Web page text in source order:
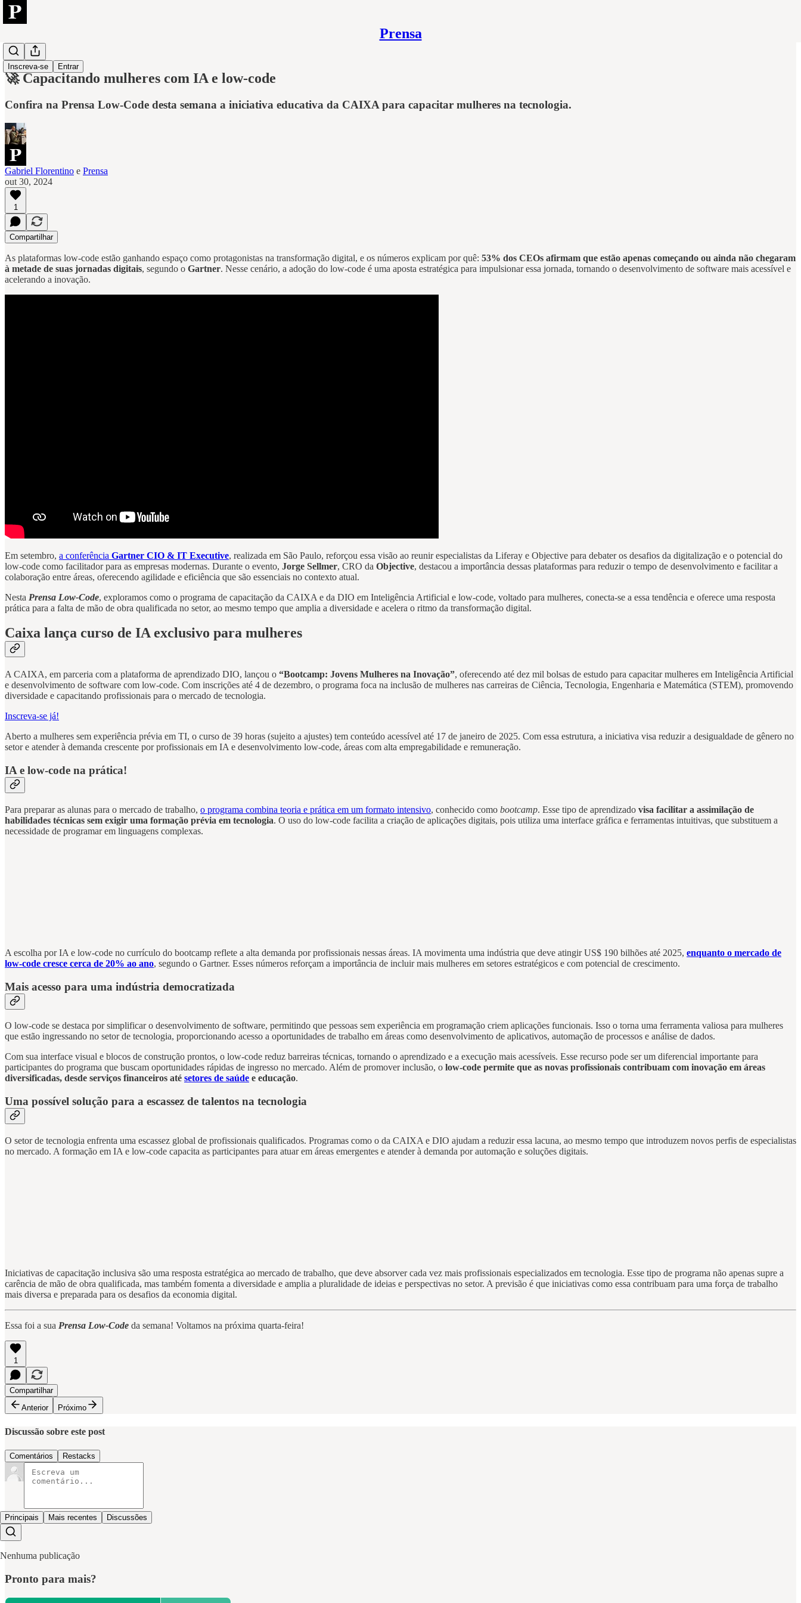
Prensa
Inscreva-se Entrar
Low-Code
🚀 Capacitando mulheres com IA e low-code
Confira na Prensa Low-Code desta semana a iniciativa educativa da CAIXA para capacitar mulheres na tecnologia.
Gabriel Florentino e Prensa
out 30, 2024
1
Compartilhar
As plataformas low-code estão ganhando espaço como protagonistas na transformação digital, e os números explicam por quê: 53% dos CEOs afirmam que estão apenas começando ou ainda não chegaram
à metade de suas jornadas digitais, segundo o Gartner. Nesse cenário, a adoção do low-code é uma aposta estratégica para impulsionar essa jornada, tornando o desenvolvimento de software mais acessível e
acelerando a inovação.
Em setembro, a conferência Gartner CIO & IT Executive, realizada em São Paulo, reforçou essa visão ao reunir especialistas da Liferay e Objective para debater os desafios da digitalização e o potencial do
low-code como facilitador para as empresas modernas. Durante o evento, Jorge Sellmer, CRO da Objective, destacou a importância dessas plataformas para reduzir o tempo de desenvolvimento e facilitar a
colaboração entre áreas, oferecendo agilidade e eficiência que são essenciais no contexto atual.
Nesta Prensa Low-Code, exploramos como o programa de capacitação da CAIXA e da DIO em Inteligência Artificial e low-code, voltado para mulheres, conecta-se a essa tendência e oferece uma resposta
prática para a falta de mão de obra qualificada no setor, ao mesmo tempo que amplia a diversidade e acelera o ritmo da transformação digital.
Caixa lança curso de IA exclusivo para mulheres
A CAIXA, em parceria com a plataforma de aprendizado DIO, lançou o “Bootcamp: Jovens Mulheres na Inovação”, oferecendo até dez mil bolsas de estudo para capacitar mulheres em Inteligência Artificial
e desenvolvimento de software com low-code. Com inscrições até 4 de dezembro, o programa foca na inclusão de mulheres nas carreiras de Ciência, Tecnologia, Engenharia e Matemática (STEM), promovendo
diversidade e capacitando profissionais para o mercado de tecnologia.
Inscreva-se já!
Aberto a mulheres sem experiência prévia em TI, o curso de 39 horas (sujeito a ajustes) tem conteúdo acessível até 17 de janeiro de 2025. Com essa estrutura, a iniciativa visa reduzir a desigualdade de gênero no
setor e atender à demanda crescente por profissionais em IA e desenvolvimento low-code, áreas com alta empregabilidade e remuneração.
IA e low-code na prática!
Para preparar as alunas para o mercado de trabalho, o programa combina teoria e prática em um formato intensivo, conhecido como bootcamp. Esse tipo de aprendizado visa facilitar a assimilação de
habilidades técnicas sem exigir uma formação prévia em tecnologia. O uso do low-code facilita a criação de aplicações digitais, pois utiliza uma interface gráfica e ferramentas intuitivas, que substituem a
necessidade de programar em linguagens complexas.
A escolha por IA e low-code no currículo do bootcamp reflete a alta demanda por profissionais nessas áreas. IA movimenta uma indústria que deve atingir US$ 190 bilhões até 2025, enquanto o mercado de
low-code cresce cerca de 20% ao ano, segundo o Gartner. Esses números reforçam a importância de incluir mais mulheres em setores estratégicos e com potencial de crescimento.
Mais acesso para uma indústria democratizada
O low-code se destaca por simplificar o desenvolvimento de software, permitindo que pessoas sem experiência em programação criem aplicações funcionais. Isso o torna uma ferramenta valiosa para mulheres
que estão ingressando no setor de tecnologia, proporcionando acesso a oportunidades de trabalho em áreas como desenvolvimento de aplicativos, automação de processos e análise de dados.
Com sua interface visual e blocos de construção prontos, o low-code reduz barreiras técnicas, tornando o aprendizado e a execução mais acessíveis. Esse recurso pode ser um diferencial importante para
participantes do programa que buscam oportunidades rápidas de ingresso no mercado. Além de promover inclusão, o low-code permite que as novas profissionais contribuam com inovação em áreas
diversificadas, desde serviços financeiros até setores de saúde e educação.
Uma possível solução para a escassez de talentos na tecnologia
O setor de tecnologia enfrenta uma escassez global de profissionais qualificados. Programas como o da CAIXA e DIO ajudam a reduzir essa lacuna, ao mesmo tempo que introduzem novos perfis de especialistas
no mercado. A formação em IA e low-code capacita as participantes para atuar em áreas emergentes e atender à demanda por automação e soluções digitais.
Iniciativas de capacitação inclusiva são uma resposta estratégica ao mercado de trabalho, que deve absorver cada vez mais profissionais especializados em tecnologia. Esse tipo de programa não apenas supre a
carência de mão de obra qualificada, mas também fomenta a diversidade e amplia a pluralidade de ideias e perspectivas no setor. A previsão é que iniciativas como essa contribuam para uma força de trabalho
mais diversa e preparada para os desafios da economia digital.
Essa foi a sua Prensa Low-Code da semana! Voltamos na próxima quarta-feira!
1
Compartilhar
Anterior
Próximo
Discussão sobre este post
Comentários Restacks
Principais Mais recentes Discussões
Nenhuma publicação
Pronto para mais?